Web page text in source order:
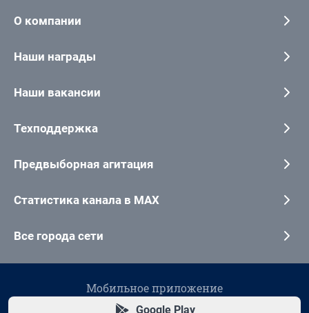
О компании
Наши награды
Наши вакансии
Техподдержка
Предвыборная агитация
Статистика канала в MAX
Все города сети
Мобильное приложение
Google Play